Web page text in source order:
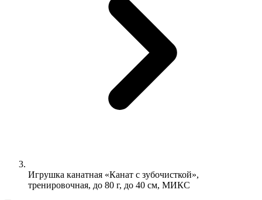
Игрушка канатная «Канат с зубочисткой»,
тренировочная, до 80 г, до 40 см, МИКС